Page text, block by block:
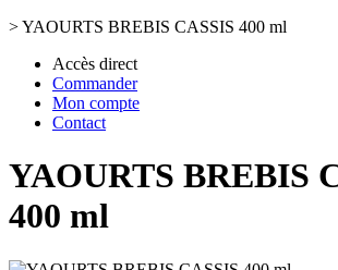
>YAOURTS BREBIS CASSIS 400 ml
Accès direct
Commander
Mon compte
Contact
YAOURTS BREBIS
400 ml